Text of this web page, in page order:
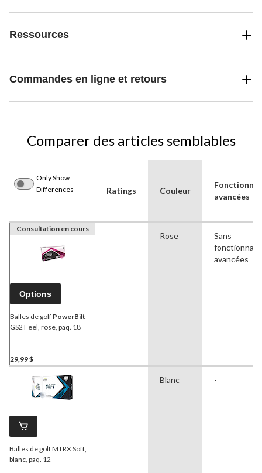
Ressources
Commandes en ligne et retours
Comparer des articles semblables
Only Show
Differences
Ratings Couleur
avancées
Consultation en cours
Options
Balles de golf PowerBilt
GS2 Feel, rose, paq. 18
29,99 $
Rose
Sans
avancées
Balles de golf MTRX Soft,
blanc, paq. 12
Blanc -